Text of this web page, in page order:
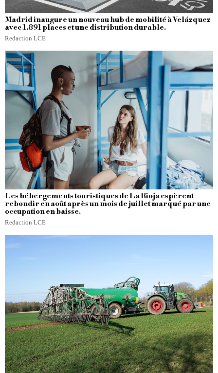
Madrid inaugure un nouveau hub de mobilité à Velázquez
avec 1.891 places et une distribution durable.
Redaction LCE
Les hébergements touristiques de La Rioja espèrent
rebondir en août après un mois de juillet marqué par une
occupation en baisse.
Redaction LCE